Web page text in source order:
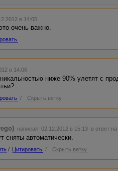
в 14:05
очень важно.
в 14:06
ниже 90% улетят с
/ Скрыть ветку
написал 02.12.2012 в 15:13 в ответ
сняты автоматически.
/ Цитировать / Скрыть ветку